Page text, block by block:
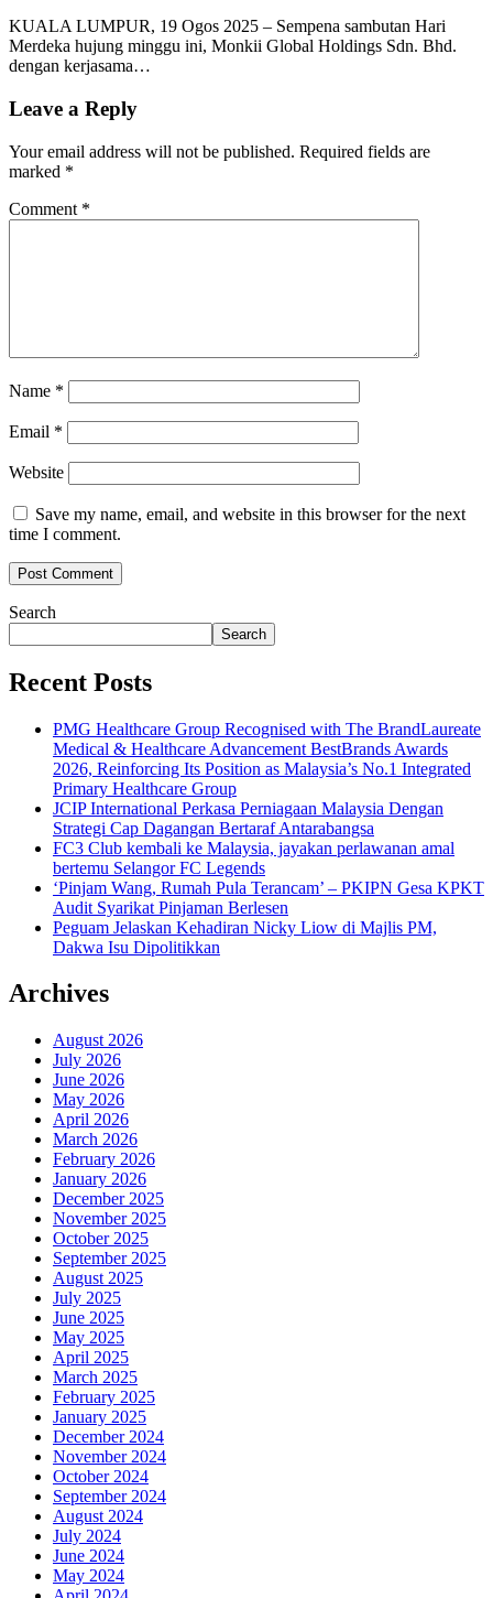
KUALA LUMPUR, 19 Ogos 2025 – Sempena sambutan Hari
Merdeka hujung minggu ini, Monkii Global Holdings Sdn. Bhd.
dengan kerjasama…
Leave a Reply
Your email address will not be published. Required fields are
marked *
Comment *
Name *
Email *
Website
Save my name, email, and website in this browser for the next
time I comment.
Search
Search
Recent Posts
PMG Healthcare Group Recognised with The BrandLaureate
Medical & Healthcare Advancement BestBrands Awards
2026, Reinforcing Its Position as Malaysia’s No.1 Integrated
Primary Healthcare Group
JCIP International Perkasa Perniagaan Malaysia Dengan
Strategi Cap Dagangan Bertaraf Antarabangsa
FC3 Club kembali ke Malaysia, jayakan perlawanan amal
bertemu Selangor FC Legends
‘Pinjam Wang, Rumah Pula Terancam’ – PKIPN Gesa KPKT
Audit Syarikat Pinjaman Berlesen
Peguam Jelaskan Kehadiran Nicky Liow di Majlis PM,
Dakwa Isu Dipolitikkan
Archives
August 2026
July 2026
June 2026
May 2026
April 2026
March 2026
February 2026
January 2026
December 2025
November 2025
October 2025
September 2025
August 2025
July 2025
June 2025
May 2025
April 2025
March 2025
February 2025
January 2025
December 2024
November 2024
October 2024
September 2024
August 2024
July 2024
June 2024
May 2024